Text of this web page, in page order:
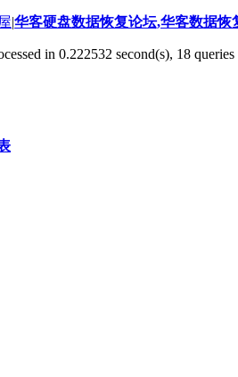
|华客硬盘数据恢复论坛,华客数据恢
in 0.222532 second(s), 18 queries